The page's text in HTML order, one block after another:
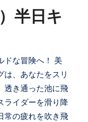
半日キ
ドな冒険へ！ 美
は、あなたをスリ
透き通った池に飛
ライダーを滑り降
常の疲れを吹き飛